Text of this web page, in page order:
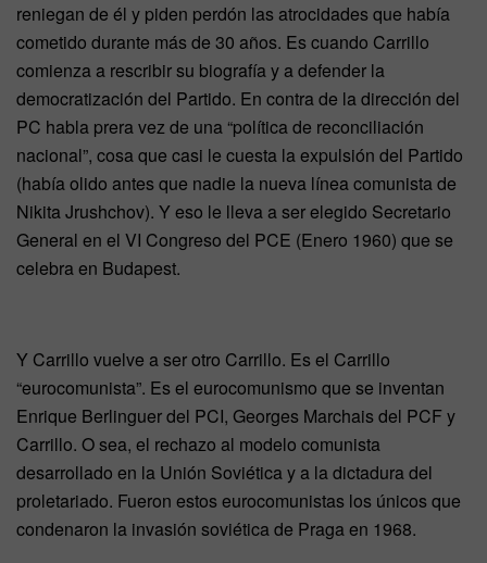
reniegan de él y piden perdón las atrocidades que había
cometido durante más de 30 años. Es cuando Carrillo
comienza a rescribir su biografía y a defender la
democratización del Partido. En contra de la dirección del
PC habla prera vez de una “política de reconciliación
nacional”, cosa que casi le cuesta la expulsión del Partido
(había olido antes que nadie la nueva línea comunista de
Nikita Jrushchov). Y eso le lleva a ser elegido Secretario
General en el VI Congreso del PCE (Enero 1960) que se
celebra en Budapest.
Y Carrillo vuelve a ser otro Carrillo. Es el Carrillo
“eurocomunista”. Es el eurocomunismo que se inventan
Enrique Berlinguer del PCI, Georges Marchais del PCF y
Carrillo. O sea, el rechazo al modelo comunista
desarrollado en la Unión Soviética y a la dictadura del
proletariado. Fueron estos eurocomunistas los únicos que
condenaron la invasión soviética de Praga en 1968.